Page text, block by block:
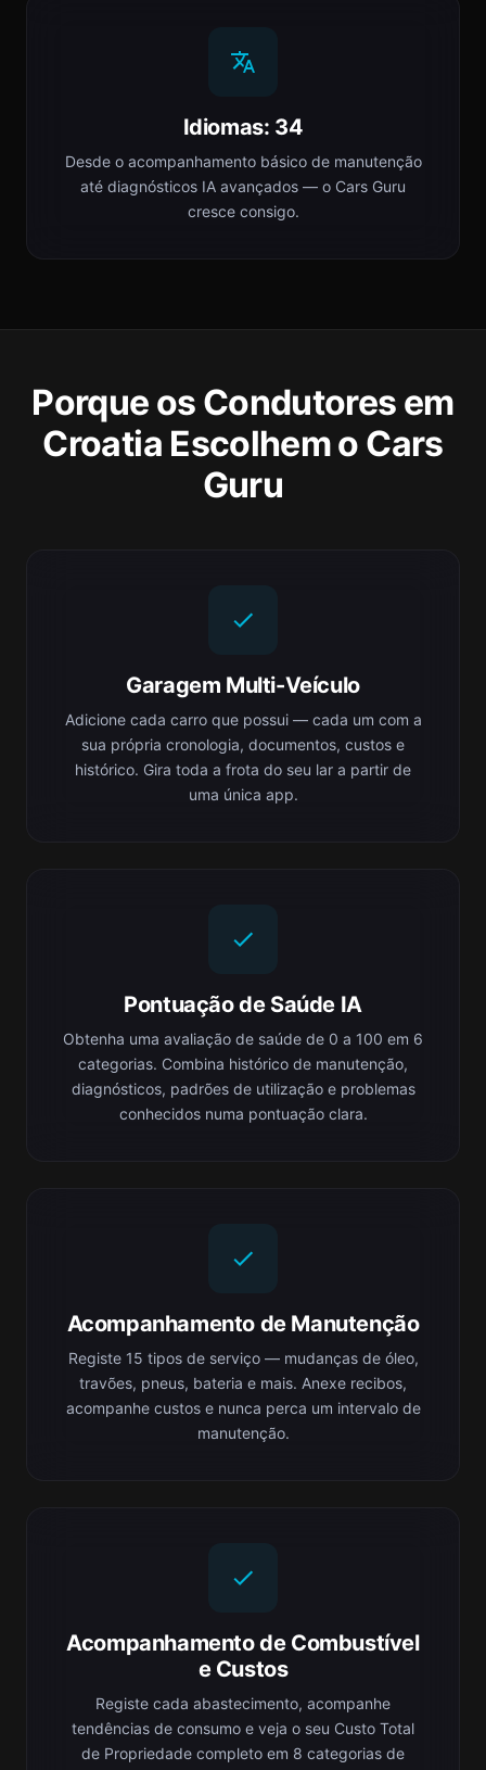
Idiomas: 34
Desde o acompanhamento básico de manutenção
até diagnósticos IA avançados — o Cars Guru
cresce consigo.
Porque os Condutores em
Croatia Escolhem o Cars
Guru
Garagem Multi-Veículo
Adicione cada carro que possui — cada um com a
sua própria cronologia, documentos, custos e
histórico. Gira toda a frota do seu lar a partir de
uma única app.
Pontuação de Saúde IA
Obtenha uma avaliação de saúde de 0 a 100 em 6
categorias. Combina histórico de manutenção,
diagnósticos, padrões de utilização e problemas
conhecidos numa pontuação clara.
Acompanhamento de Manutenção
Registe 15 tipos de serviço — mudanças de óleo,
travões, pneus, bateria e mais. Anexe recibos,
acompanhe custos e nunca perca um intervalo de
manutenção.
Acompanhamento de Combustível
e Custos
Registe cada abastecimento, acompanhe
tendências de consumo e veja o seu Custo Total
de Propriedade completo em 8 categorias de